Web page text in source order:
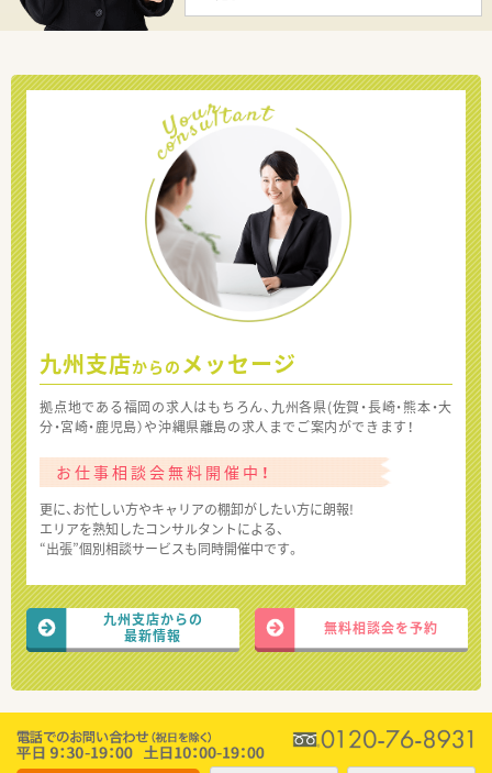
九州支店からの メッセージ
拠点地である福岡の求人はもちろん、九州各県(佐賀・長崎・熊本・大
分・宮崎・鹿児島）や沖縄県離島の求人までご案内ができます！
お仕事相談会無料開催中！
更に、お忙しい方やキャリアの棚卸がしたい方に朗報!
エリアを熟知したコンサルタントによる、
“出張”個別相談サービスも同時開催中です。
九州支店からの
最新情報
無料相談会を予約